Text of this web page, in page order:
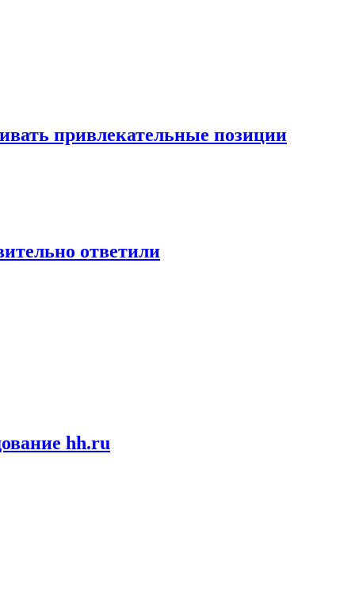
привлекательные позиции
ответили
hh.ru